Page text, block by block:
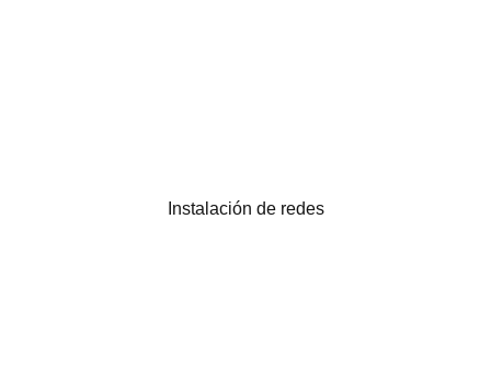
Instalación de redes